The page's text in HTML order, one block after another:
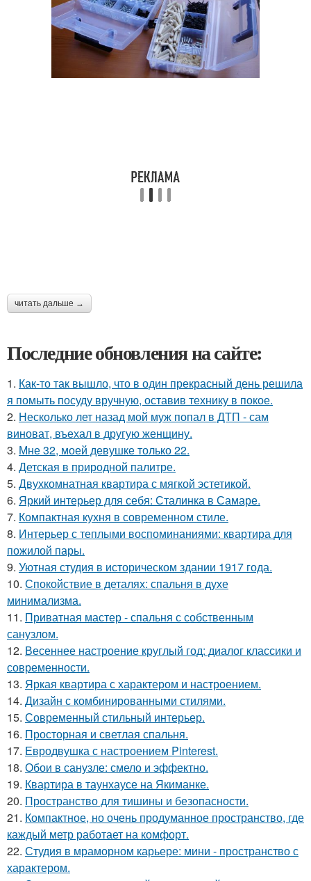
читать дальше →
Последние обновления на сайте:
1. Как-то так вышло, что в один прекрасный день решила
я помыть посуду вручную, оставив технику в покое.
2. Несколько лет назад мой муж попал в ДТП - сам
виноват, въехал в другую женщину.
3. Мне 32, моей девушке только 22.
4. Детская в природной палитре.
5. Двухкомнатная квартира с мягкой эстетикой.
6. Яркий интерьер для себя: Сталинка в Самаре.
7. Компактная кухня в современном стиле.
8. Интерьер с теплыми воспоминаниями: квартира для
пожилой пары.
9. Уютная студия в историческом здании 1917 года.
10. Спокойствие в деталях: спальня в духе
минимализма.
11. Приватная мастер - спальня с собственным
санузлом.
12. Весеннее настроение круглый год: диалог классики и
современности.
13. Яркая квартира с характером и настроением.
14. Дизайн с комбинированными стилями.
15. Современный стильный интерьер.
16. Просторная и светлая спальня.
17. Евродвушка с настроением Pinterest.
18. Обои в санузле: смело и эффектно.
19. Квартира в таунхаусе на Якиманке.
20. Пространство для тишины и безопасности.
21. Компактное, но очень продуманное пространство, где
каждый метр работает на комфорт.
22. Студия в мраморном карьере: мини - пространство с
характером.